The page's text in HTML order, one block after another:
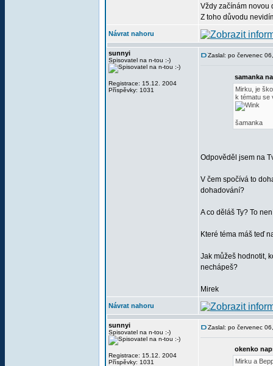
Vždy začínám novou
Z toho důvodu
Návrat nahoru
sunnyi
Spisovatel na n-tou :-)
Registrace: 15.12. 2004
Příspěvky: 1031
Zaslal: po červenec
samanka
Mirku, je
k tématu se
šamanka
Odpověděl jsem na
V čem spočívá to
dohadování?
A co děláš Ty? To
Které téma máš teď
Jak můžeš hodnotit,
nechápeš?
Mirek
Návrat nahoru
sunnyi
Spisovatel na n-tou :-)
Registrace: 15.12. 2004
Příspěvky: 1031
Zaslal: po červenec
okenko
Mirku a